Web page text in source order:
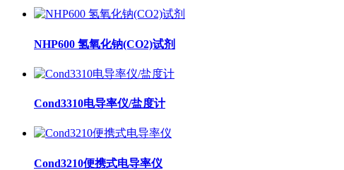
NHP600 氢氧化钠(CO2)试剂
Cond3310电导率仪/盐度计
Cond3210便携式电导率仪